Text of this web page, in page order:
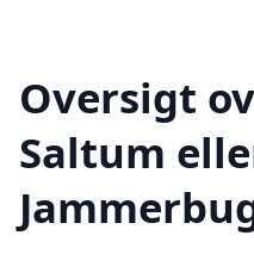
Oversigt
Saltum